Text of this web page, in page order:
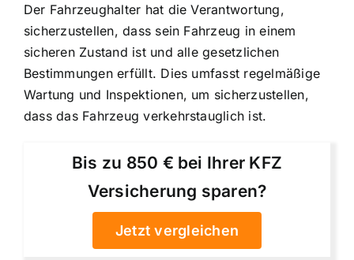
Der Fahrzeughalter hat die Verantwortung,
sicherzustellen, dass sein Fahrzeug in einem
sicheren Zustand ist und alle gesetzlichen
Bestimmungen erfüllt. Dies umfasst regelmäßige
Wartung und Inspektionen, um sicherzustellen,
dass das Fahrzeug verkehrstauglich ist.
Bis zu 850 € bei Ihrer KFZ
Versicherung sparen?
Jetzt vergleichen